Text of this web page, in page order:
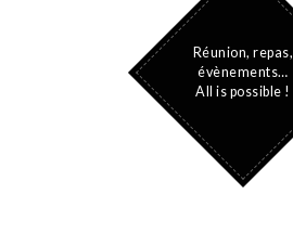
Réunion, repas,
évènements…
All is possible !